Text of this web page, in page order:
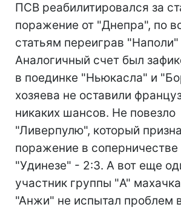
ПСВ реабилитировался за
поражение от "Днепра", по
статьям переиграв
Аналогичный счет был
в поединке "Ньюкасла" и
хозяева не оставили
никаких шансов. Не повезло
"Ливерпулю", который
поражение в соперничестве
"Удинезе" - 2:3. А вот еще
участник группы "A"
"Анжи" не испытал проблем